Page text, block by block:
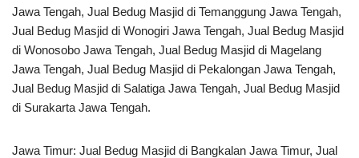
Jawa Tengah, Jual Bedug Masjid di Temanggung Jawa Tengah,
Jual Bedug Masjid di Wonogiri Jawa Tengah, Jual Bedug Masjid
di Wonosobo Jawa Tengah, Jual Bedug Masjid di Magelang
Jawa Tengah, Jual Bedug Masjid di Pekalongan Jawa Tengah,
Jual Bedug Masjid di Salatiga Jawa Tengah, Jual Bedug Masjid
di Surakarta Jawa Tengah.
Jawa Timur: Jual Bedug Masjid di Bangkalan Jawa Timur, Jual